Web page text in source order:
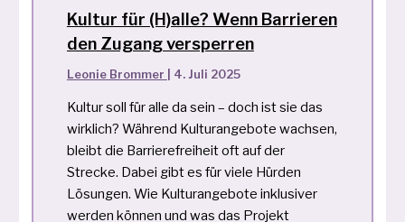
Kultur für (H)alle? Wenn Barrieren
den Zugang versperren
Leonie Brommer 4. Juli 2025
Kultur soll für alle da sein – doch ist sie das
wirklich? Während Kulturangebote wachsen,
bleibt die Barrierefreiheit oft auf der
Strecke. Dabei gibt es für viele Hürden
Lösungen. Wie Kulturangebote inklusiver
werden können und was das Projekt